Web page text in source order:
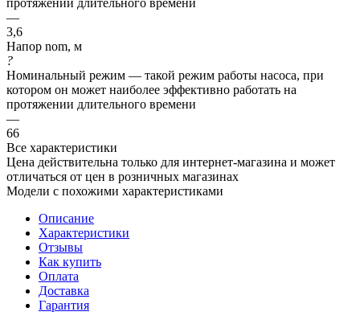
—
3,6
Напор nom, м
?
Номинальный режим — такой режим работы насоса, при
котором он может наиболее эффективно работать на
протяжении длительного времени
—
66
Все характеристики
Цена действительна только для интернет-магазина и может
отличаться от цен в розничных магазинах
Модели с похожими характеристиками
Описание
Характеристики
Отзывы
Как купить
Оплата
Доставка
Гарантия